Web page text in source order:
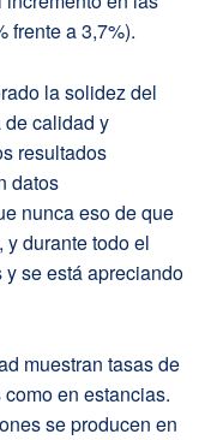
frente a 3,7%).
la solidez del
de calidad y
resultados
datos
nunca eso de que
durante todo el
se está apreciando
muestran tasas de
en estancias.
se producen en